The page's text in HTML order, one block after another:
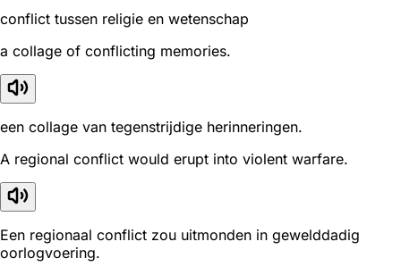
conflict tussen religie en wetenschap
a collage of conflicting memories.
een collage van tegenstrijdige herinneringen.
A regional conflict would erupt into violent warfare.
Een regionaal conflict zou uitmonden in gewelddadig
oorlogvoering.